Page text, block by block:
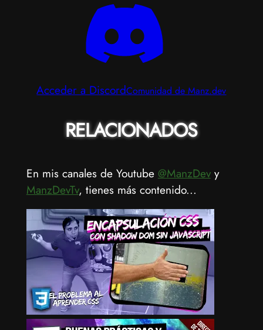
Acceder a DiscordComunidad de Manz.dev
RELACIONADOS
En mis canales de Youtube @ManzDevy
ManzDevTv, tienes más contenido...